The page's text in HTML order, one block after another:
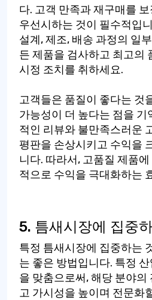
다. 고객 만족과 재구매를
우선시하는 것이 필수적입
설계, 제조, 배송 과정의 일
든 제품을 검사하고 최고의
시정 조치를 취하세요.
고객들은 품질이 좋다는 것
가능성이 더 높다는 점을 기
적인 리뷰와 불만족스러운
평판을 손상시키고 수익을
니다. 따라서, 고품질 제품
적으로 수익을 극대화하는
5. 틈새시장에 집중하
특정 틈새시장에 집중하는
는 좋은 방법입니다. 특정
을 맞춤으로써, 해당 분야
고 가시성을 높이며 전문화